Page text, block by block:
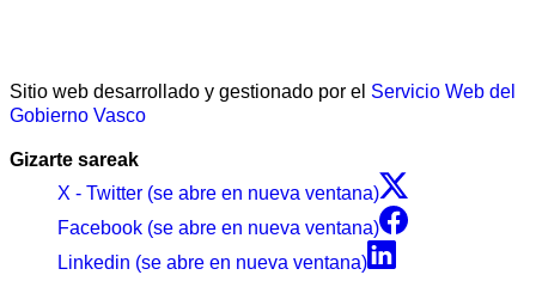
Sitio web desarrollado y gestionado por el Servicio Web del
Gobierno Vasco
Gizarte sareak
X - Twitter (se abre en nueva ventana)
Facebook (se abre en nueva ventana)
Linkedin (se abre en nueva ventana)